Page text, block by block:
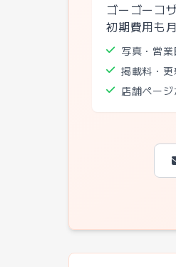
ゴーゴーコ
初期費用も
写真・営
掲載料・
店舗ペー